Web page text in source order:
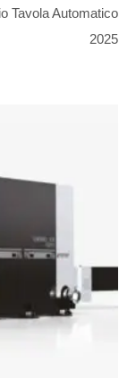
Tavola Automatico
2025